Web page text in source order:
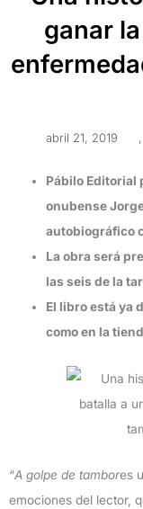
ganar
abril 21, 2019 ,
Pábilo Editorial
onubense
autobiográfico
La obra será
las seis de la
El libro está ya
como en la
“A golpe de tambores
emociones del lector,